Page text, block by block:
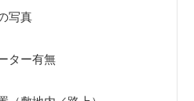
写真
ター有無